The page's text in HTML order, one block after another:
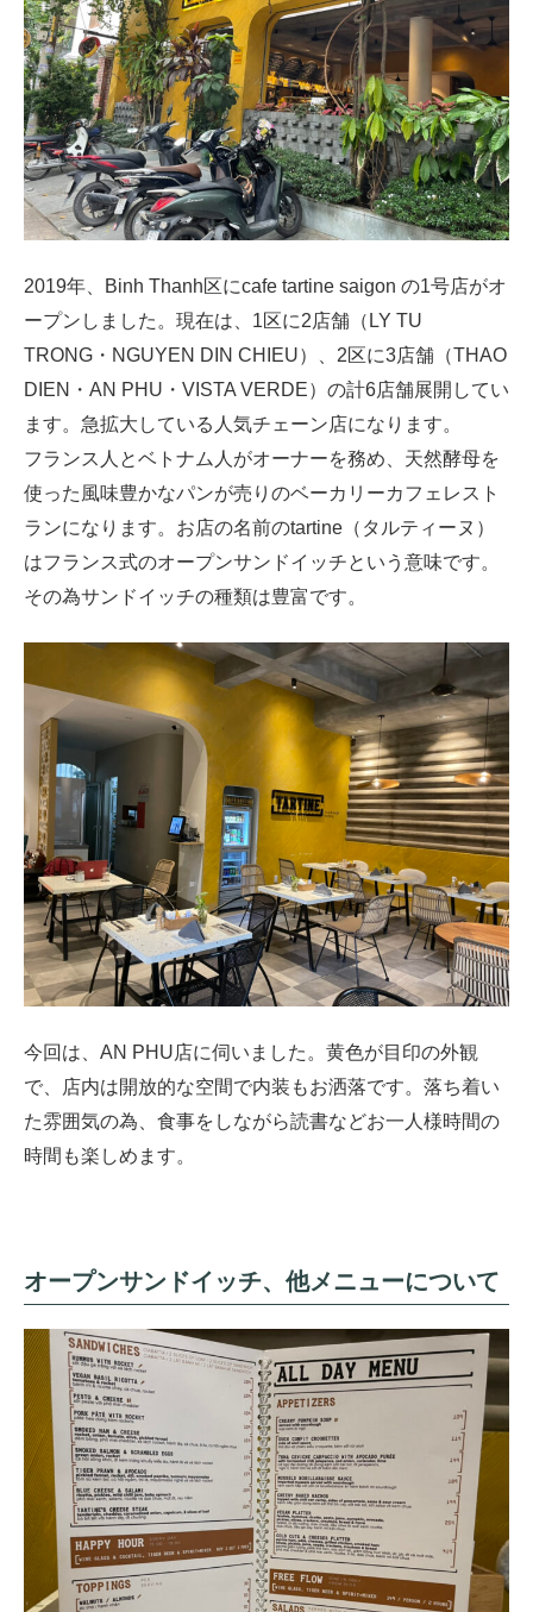
2019年、Binh Thanh区にcafe tartine saigon の1号店がオ
ープンしました。現在は、1区に2店舗（LY TU
TRONG・NGUYEN DIN CHIEU）、2区に3店舗（THAO
DIEN・AN PHU・VISTA VERDE）の計6店舗展開してい
ます。急拡大している人気チェーン店になります。
フランス人とベトナム人がオーナーを務め、天然酵母を
使った風味豊かなパンが売りのベーカリーカフェレスト
ランになります。お店の名前のtartine（タルティーヌ）
はフランス式のオープンサンドイッチという意味です。
その為サンドイッチの種類は豊富です。
今回は、AN PHU店に伺いました。黄色が目印の外観
で、店内は開放的な空間で内装もお洒落です。落ち着い
た雰囲気の為、食事をしながら読書などお一人様時間の
時間も楽しめます。
オープンサンドイッチ、他メニューについて